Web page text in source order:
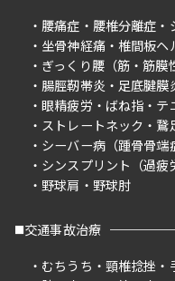
腰痛症
腰椎分離症
坐骨神経痛
椎間板ヘ
ぎっくり腰（筋・筋膜
腸脛靭帯炎
足底腱膜
眼精疲労
ばね指
テ
ストレートネック
鵞
シーバー病（踵骨骨端
シンスプリント（過疲
野球肩
野球肘
交通事故治療
むちうち
頸椎捻挫